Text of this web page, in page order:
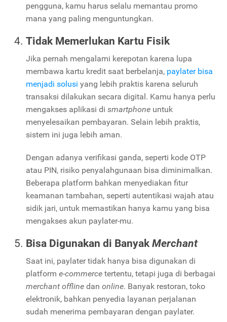
pengguna, kamu harus selalu memantau promo
mana yang paling menguntungkan.
Tidak Memerlukan Kartu Fisik
Jika pernah mengalami kerepotan karena lupa
membawa kartu kredit saat berbelanja, paylater bisa
menjadi solusi yang lebih praktis karena seluruh
transaksi dilakukan secara digital. Kamu hanya perlu
mengakses aplikasi di smartphone untuk
menyelesaikan pembayaran. Selain lebih praktis,
sistem ini juga lebih aman.
Dengan adanya verifikasi ganda, seperti kode OTP
atau PIN, risiko penyalahgunaan bisa diminimalkan.
Beberapa platform bahkan menyediakan fitur
keamanan tambahan, seperti autentikasi wajah atau
sidik jari, untuk memastikan hanya kamu yang bisa
mengakses akun paylater-mu.
Bisa Digunakan di BanyakMerchant
Saat ini, paylater tidak hanya bisa digunakan di
platform e-commerce tertentu, tetapi juga di berbagai
merchant offline dan online. Banyak restoran, toko
elektronik, bahkan penyedia layanan perjalanan
sudah menerima pembayaran dengan paylater.